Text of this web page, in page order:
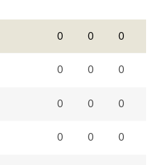
0 0 0
0 0 0
0 0 0
0 0 0